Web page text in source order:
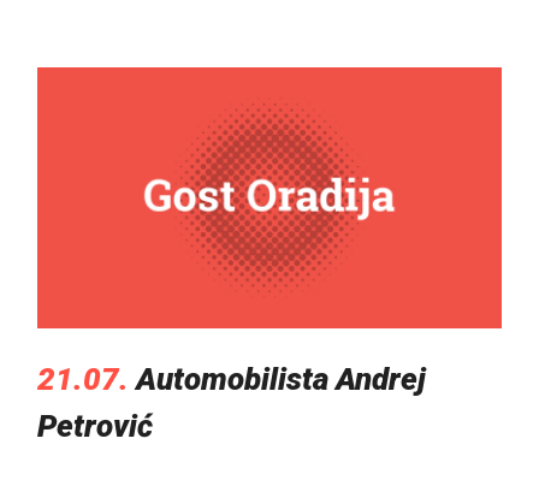
21.07. Automobilista Andrej
Petrović